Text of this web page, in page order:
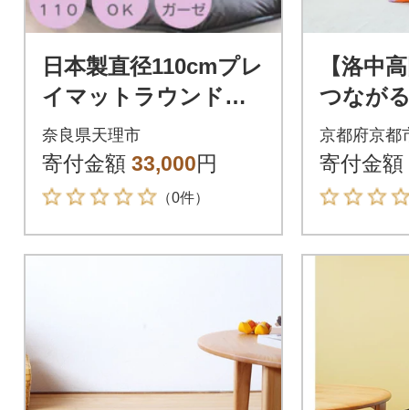
日本製直径110cmプレ
イマットラウンドマ
ット花キルトダブル
ガーゼ グレー
奈良県天理市
寄付金額 33,000円
（0件）
【洛中
つなが
ん『お
学(がく)
はる&支
京都府京都
寄付金額